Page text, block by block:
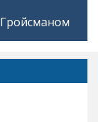
ni
ki